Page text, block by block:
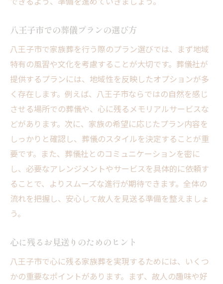
八王子市での葬儀プランの選び方
八王子市で家族葬を行う際のプラン選びでは、まず地域
特有の風習や文化を考慮することが大切です。葬儀社が
提供するプランには、地域性を反映したオプションが多
く存在します。例えば、八王子市ならではの自然を感じ
させる場所での葬儀や、心に残るメモリアルサービスな
どがあります。次に、家族の希望に応じたプラン内容を
しっかりと確認し、葬儀のスタイルを決定することが重
要です。また、葬儀社とのコミュニケーションを密に
し、必要なアレンジメントやサービスを具体的に依頼す
ることで、よりスムーズな進行が期待できます。全体の
流れを把握し、安心して故人を見送る準備を整えましょ
う。
心に残るお見送りのためのヒント
八王子市で心に残る家族葬を実現するためには、いくつ
かの重要なポイントがあります。まず、故人の趣味や好